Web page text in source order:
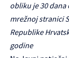
obliku je 30 dana
mrežnoj stranici
Republike
godine